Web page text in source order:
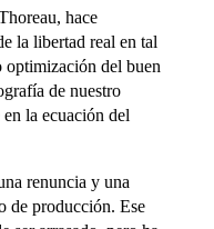
hace
la libertad real en tal
optimización del buen
de nuestro
la ecuación del
renuncia y una
de producción. Ese